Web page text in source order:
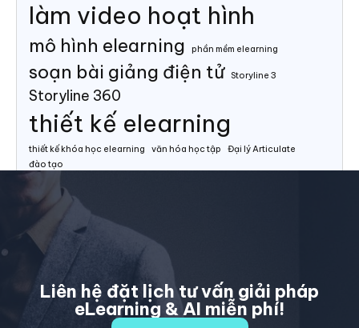
làm video hoạt hình
mô hình elearning phần mềm elearning
soạn bài giảng điện tử Storyline 3
Storyline 360
thiết kế elearning
thiết kế khóa học elearning văn hóa học tập
Đại lý Articulate
đào tạo
Liên hệ đặt lịch tư vấn giải pháp
eLearning & AI miễn phí!